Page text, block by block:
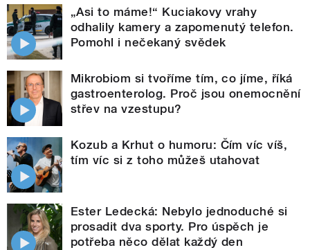
„Asi to máme!“ Kuciakovy vrahy
odhalily kamery a zapomenutý telefon.
Pomohl i nečekaný svědek
Mikrobiom si tvoříme tím, co jíme, říká
gastroenterolog. Proč jsou onemocnění
střev na vzestupu?
Kozub a Krhut o humoru: Čím víc víš,
tím víc si z toho můžeš utahovat
Ester Ledecká: Nebylo jednoduché si
prosadit dva sporty. Pro úspěch je
potřeba něco dělat každý den